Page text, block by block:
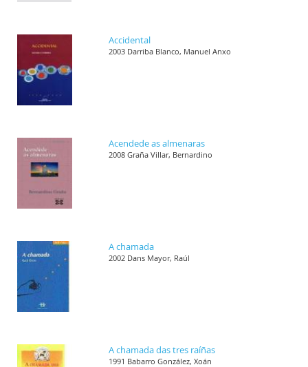
Accidental
2003 Darriba Blanco, Manuel Anxo
Acendede as almenaras
2008 Graña Villar, Bernardino
A chamada
2002 Dans Mayor, Raúl
A chamada das tres raíñas
1991 Babarro González, Xoán